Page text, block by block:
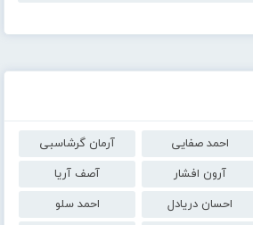
احمد صفایی
آرمان گرشاسبی
آرون افشار
آصف آریا
احسان دریادل
احمد سلو